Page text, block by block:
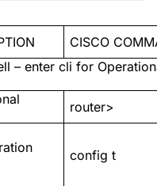
CISCO
– enter cli for
router>
config t